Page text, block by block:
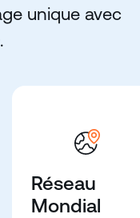
unique avec
Réseau
Mondial